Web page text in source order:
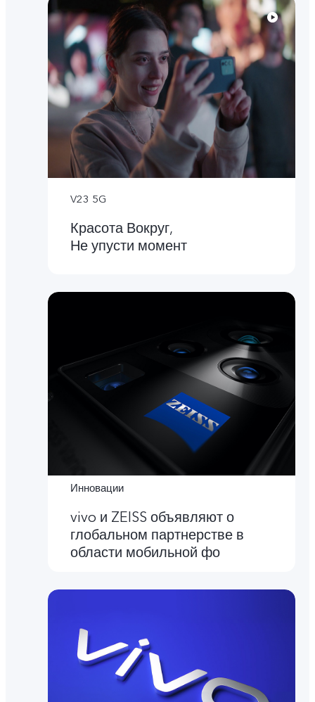
V23 5G
Красота Вокруг,
Не упусти момент
Инновации
vivo и ZEISS объявляют о
глобальном партнерстве в
области мобильной фо